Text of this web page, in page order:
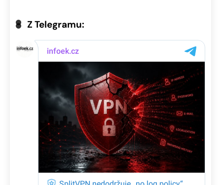
Z Telegramu: